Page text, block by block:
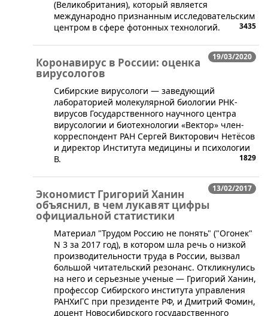
(Великобритания), который является
международно признанным исследовательским
центром в сфере фотонных технологий.
3435
19/03/2020
Коронавирус в России: оценка
вирусологов
​Сибирские вирусологи — заведующий
лабораторией молекулярной биологии РНК-
вирусов Государственного научного центра
вирусологии и биотехнологии «Вектор» член-
корреспондент РАН Сергей Викторович Нетёсов
и директор Института медицины и психологии
В.
1829
13/02/2017
Экономист Григорий Ханин
объяснил, в чем лукавят цифры
официальной статистики
​Материал "Трудом Россию не понять" ("Огонек"
N 3 за 2017 год), в котором шла речь о низкой
производительности труда в России, вызвал
большой читательский резонанс. Откликнулись
на него и серьезные ученые — Григорий Ханин,
профессор Сибирского института управления
РАНХиГС при президенте РФ, и Дмитрий Фомин,
доцент Новосибирского государственного